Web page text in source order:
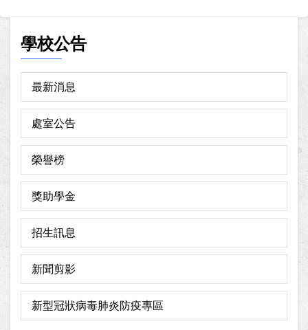
學校公告
最新消息
處室公告
榮譽榜
獎助學金
招生訊息
新聞剪影
新型冠狀病毒肺炎防疫專區